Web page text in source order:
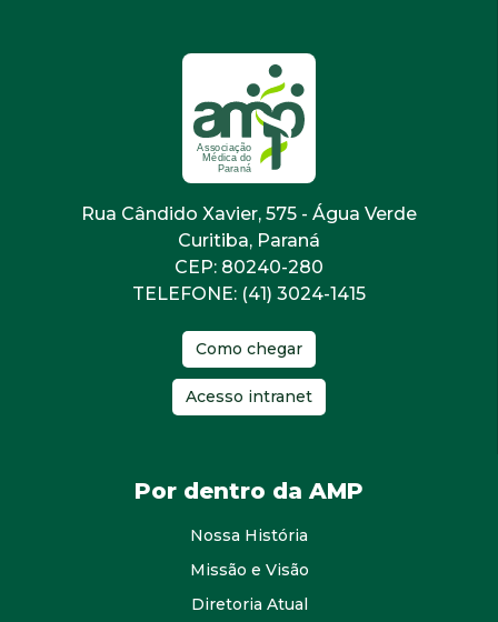
Rua Cândido Xavier, 575 - Água Verde
Curitiba, Paraná
CEP: 80240-280
TELEFONE: (41) 3024-1415
Como chegar
Acesso intranet
Por dentro da AMP
Nossa História
Missão e Visão
Diretoria Atual